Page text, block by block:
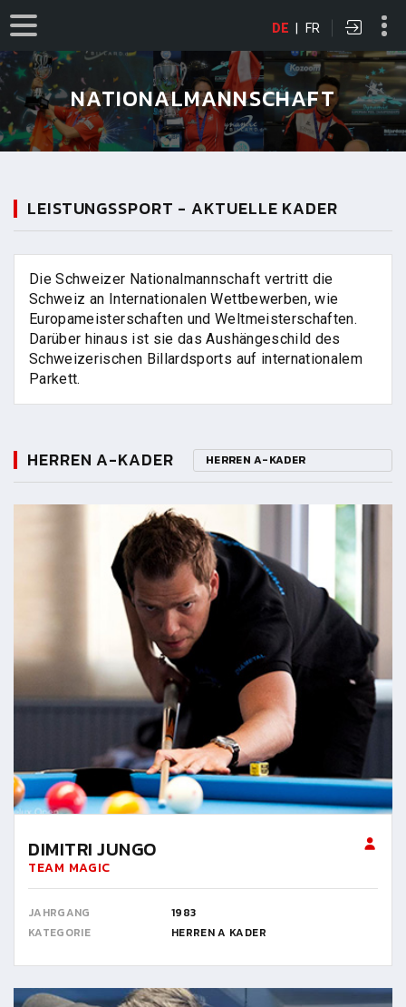
DE | FR
NATIONALMANNSCHAFT
LEISTUNGSSPORT - AKTUELLE KADER
Die Schweizer Nationalmannschaft vertritt die
Schweiz an Internationalen Wettbewerben, wie
Europameisterschaften und Weltmeisterschaften.
Darüber hinaus ist sie das Aushängeschild des
Schweizerischen Billardsports auf internationalem
Parkett.
HERREN A-KADER HERREN A-KADER
DIMITRI JUNGO
TEAM MAGIC
JAHRGANG
1983
KATEGORIE
HERREN A KADER